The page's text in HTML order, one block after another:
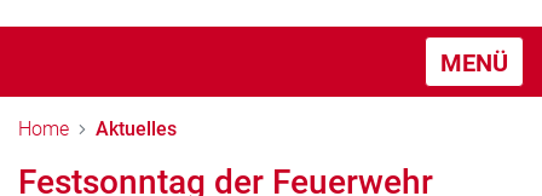
MENÜ
Home Aktuelles
Festsonntag der Feuerwehr